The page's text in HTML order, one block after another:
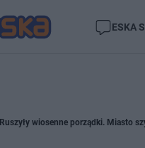
ESKA
Ruszyły wiosenne porządki. Miasto